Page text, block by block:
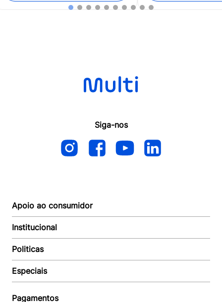
Siga-nos
Apoio ao consumidor
Autoatendimento
Suporte e reparo
Acompanhar Entrega
Baixe o APP
Institucional
Quem somos
Revendedor
Seja um Revendedor
Trabalhe conosco
Politicas
Política de Entrega
Política de Pagamento
Política de Privacidade
Especiais
Pagamentos